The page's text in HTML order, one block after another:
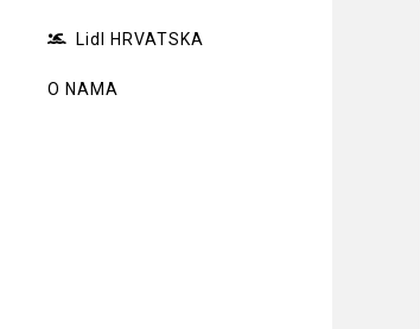
Lidl HRVATSKA
O NAMA